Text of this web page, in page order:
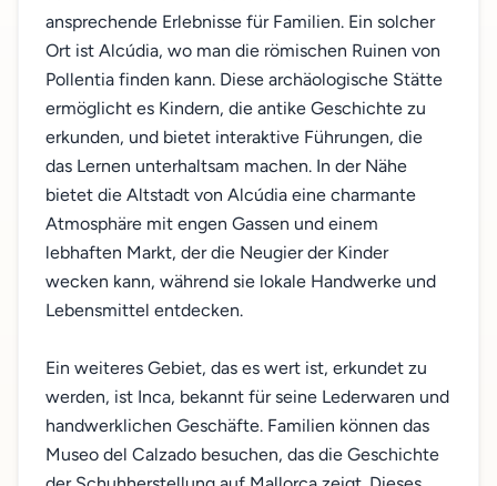
ansprechende Erlebnisse für Familien. Ein solcher
Ort ist Alcúdia, wo man die römischen Ruinen von
Pollentia finden kann. Diese archäologische Stätte
ermöglicht es Kindern, die antike Geschichte zu
erkunden, und bietet interaktive Führungen, die
das Lernen unterhaltsam machen. In der Nähe
bietet die Altstadt von Alcúdia eine charmante
Atmosphäre mit engen Gassen und einem
lebhaften Markt, der die Neugier der Kinder
wecken kann, während sie lokale Handwerke und
Lebensmittel entdecken.
Ein weiteres Gebiet, das es wert ist, erkundet zu
werden, ist Inca, bekannt für seine Lederwaren und
handwerklichen Geschäfte. Familien können das
Museo del Calzado besuchen, das die Geschichte